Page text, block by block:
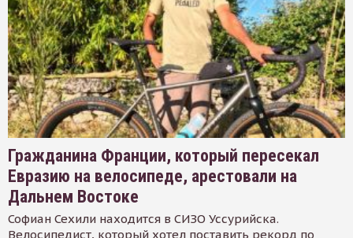
Гражданина Франции, который пересекал
Евразию на велосипеде, арестовали на
Дальнем Востоке
Софиан Сехили находится в СИЗО Уссурийска.
Велосипедист, который хотел поставить рекорд по